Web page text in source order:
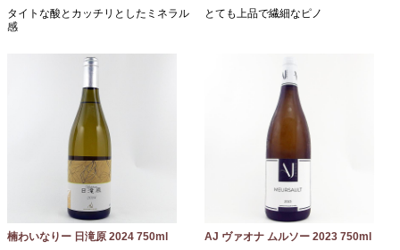
タイトな酸とカッチリとしたミネラル
感
とても上品で繊細なピノ
楠わいなりー 日滝原 2024 750ml AJ ヴァオナ ムルソー 2023 750ml